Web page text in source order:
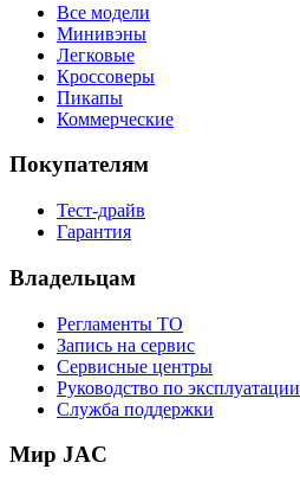
Все модели
Минивэны
Легковые
Кроссоверы
Пикапы
Коммерческие
Покупателям
Тест-драйв
Гарантия
Владельцам
Регламенты ТО
Запись на сервис
Сервисные центры
Руководство по эксплуатации
Служба поддержки
Мир JAC